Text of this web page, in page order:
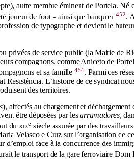
autre membre éminent de Portela. Né
joueur de foot – ainsi que banquier 452.
de typographe et devient le
privées de service public (la Mairie de
compagnons, comme Aniceto de
et sa famille 454. Parmi ces
L’histoire de ce syndicat
des territoires.
), affectés au chargement et déchargement
être déposées par les arrumadores,
du xixe siècle assurée par des
Velasco e Cruz sur l’organisation de
d’emploi face à la concurrence des
le transport de la gare ferroviaire